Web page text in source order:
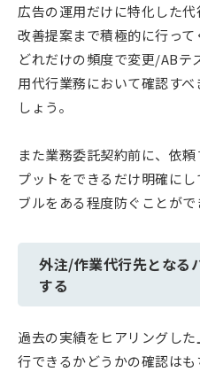
広告の運用だけに特化した
改善提案まで積極的に行っ
どれだけの頻度で変更/ABテ
用代行業務において確認す
しょう。
また業務委託契約前に、依
プットをできるだけ明確に
ブルをある程度防ぐことがで
外注/作業代行先となる
する
過去の実績をヒアリングし
行できるかどうかの確認は